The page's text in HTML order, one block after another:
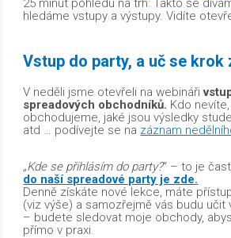
hledáme vstupy a výstupy. Vidíte
Vstup do party, a uč se krok
V neděli jsme otevřeli na webináři
spreadových obchodníků. Kdo
obchodujeme, jaké jsou výsledky
atd … podívejte se na záznam
„Kde se přihlásím do party?“ – to je
do naší spreadové party je zde.
Denně získáte nové lekce, máte
(viz výše) a samozřejmě vás budu učit
– budete sledovat moje obchody,
přímo v praxi.